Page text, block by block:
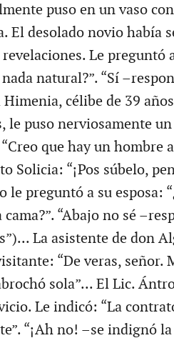
puso en un vaso
El desolado novio había
Le preguntó
natural?”. “Sí
célibe de 39
le puso nerviosamente un
que hay un hombre
Solicia: “¡Pos súbelo,
preguntó a su esposa:
“Abajo no sé
La asistente de don
“De veras, señor.
sola”... El Lic.
Le indicó: “La
“¡Ah no! –se indignó la